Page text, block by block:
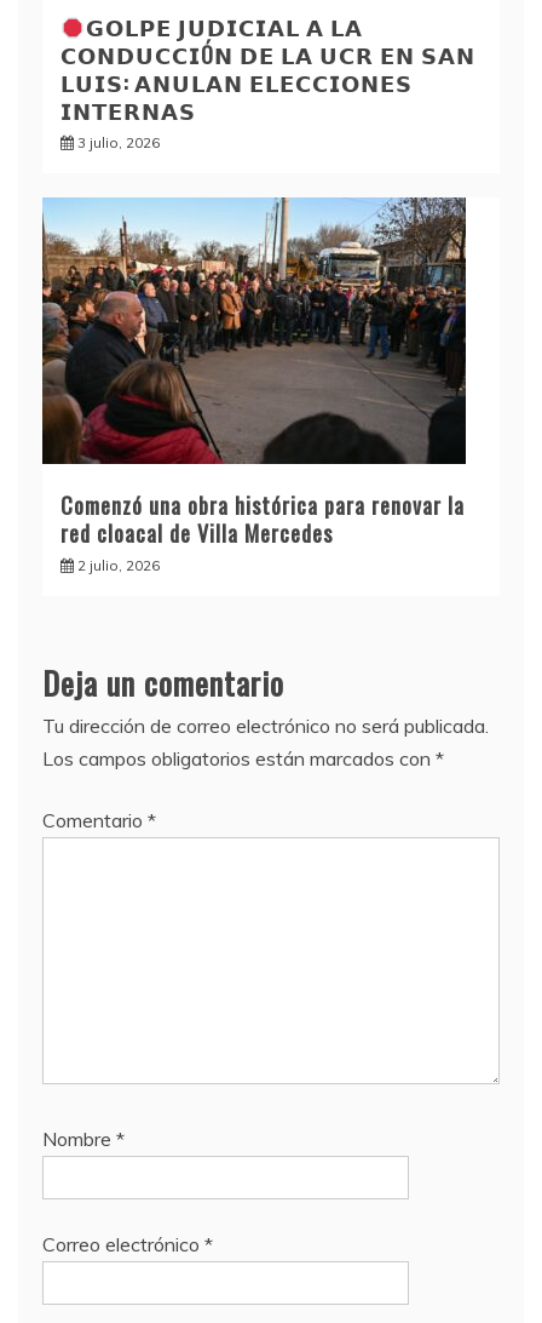
𝗚𝗢𝗟𝗣𝗘 𝗝𝗨𝗗𝗜𝗖𝗜𝗔𝗟 𝗔 𝗟𝗔
𝗖𝗢𝗡𝗗𝗨𝗖𝗖𝗜Ó𝗡 𝗗𝗘 𝗟𝗔 𝗨𝗖𝗥 𝗘𝗡 𝗦𝗔𝗡
𝗟𝗨𝗜𝗦: 𝗔𝗡𝗨𝗟𝗔𝗡 𝗘𝗟𝗘𝗖𝗖𝗜𝗢𝗡𝗘𝗦
𝗜𝗡𝗧𝗘𝗥𝗡𝗔𝗦
3 julio, 2026
Comenzó una obra histórica para renovar la
red cloacal de Villa Mercedes
2 julio, 2026
Deja un comentario
Tu dirección de correo electrónico no será publicada.
Los campos obligatorios están marcados con *
Comentario *
Nombre *
Correo electrónico *